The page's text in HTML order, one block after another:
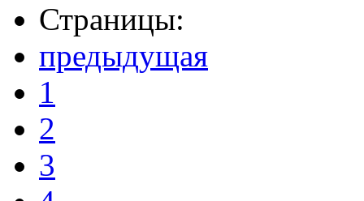
Страницы:
предыдущая
1
2
3